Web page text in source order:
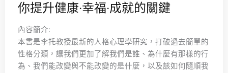
你提升健康‧幸福‧成就的關鍵
內容簡介:
本書是李托教授最新的人格心理學研究，打破過去簡單的
性格分類，讓我們更加了解我們是誰、為什麼有那樣的行
為、我們能改變與不能改變的是什麼，以及該如何隨順我